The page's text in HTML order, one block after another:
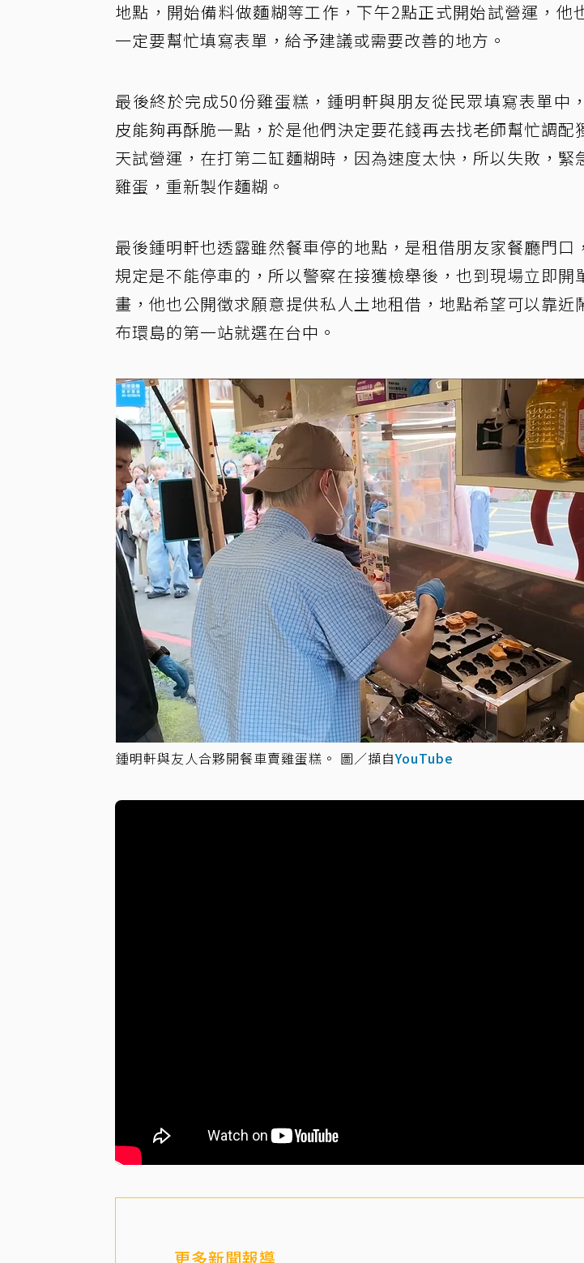
地點，開始備料做麵糊等工作，下午2點正式開始試營運，他
一定要幫忙填寫表單，給予建議或需要改善的地方。
最後終於完成50份雞蛋糕，鍾明軒與朋友從民眾填寫表單中
皮能夠再酥脆一點，於是他們決定要花錢再去找老師幫忙調配
天試營運，在打第二缸麵糊時，因為速度太快，所以失敗，緊
雞蛋，重新製作麵糊。
最後鍾明軒也透露雖然餐車停的地點，是租借朋友家餐廳門口
規定是不能停車的，所以警察在接獲檢舉後，也到現場立即開
畫，他也公開徵求願意提供私人土地租借，地點希望可以靠近
布環島的第一站就選在台中。
鍾明軒與友人合夥開餐車賣雞蛋糕。 圖／擷自YouTube
更多新聞報導